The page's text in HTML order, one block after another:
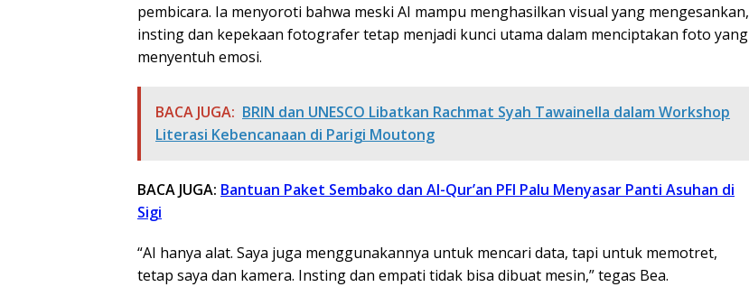
pembicara. Ia menyoroti bahwa meski AI mampu menghasilkan visual yang mengesankan,
insting dan kepekaan fotografer tetap menjadi kunci utama dalam menciptakan foto yang
menyentuh emosi.
BACA JUGA: BRIN dan UNESCO Libatkan Rachmat Syah Tawainella dalam Workshop
Literasi Kebencanaan di Parigi Moutong
BACA JUGA: Bantuan Paket Sembako dan Al-Qur’an PFI Palu Menyasar Panti Asuhan di
Sigi
“AI hanya alat. Saya juga menggunakannya untuk mencari data, tapi untuk memotret,
tetap saya dan kamera. Insting dan empati tidak bisa dibuat mesin,” tegas Bea.